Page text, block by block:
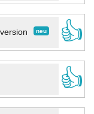
neu
👍
👍